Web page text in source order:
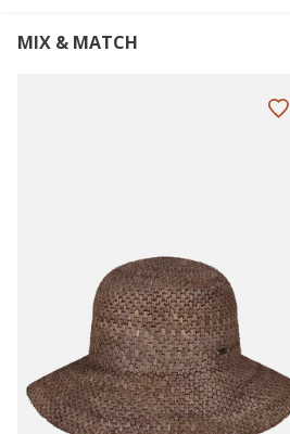
MIX & MATCH